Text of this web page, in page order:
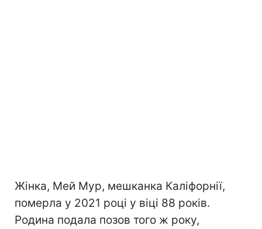
Жінка, Мей Мур, мешканка Каліфорнії,
померла у 2021 році у віці 88 років.
Родина подала позов того ж року,